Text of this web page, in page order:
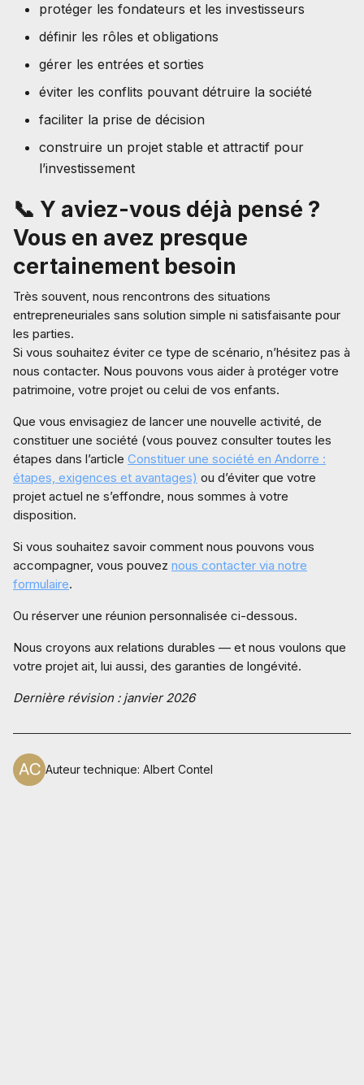
protéger les fondateurs et les investisseurs
définir les rôles et obligations
gérer les entrées et sorties
éviter les conflits pouvant détruire la société
faciliter la prise de décision
construire un projet stable et attractif pour
l’investissement
📞 Y aviez-vous déjà pensé ?
Vous en avez presque
certainement besoin
Très souvent, nous rencontrons des situations
entrepreneuriales sans solution simple ni satisfaisante pour
les parties.
Si vous souhaitez éviter ce type de scénario, n’hésitez pas à
nous contacter. Nous pouvons vous aider à protéger votre
patrimoine, votre projet ou celui de vos enfants.
Que vous envisagiez de lancer une nouvelle activité, de
constituer une société (vous pouvez consulter toutes les
étapes dans l’article Constituer une société en Andorre :
étapes, exigences et avantages) ou d’éviter que votre
projet actuel ne s’effondre, nous sommes à votre
disposition.
Si vous souhaitez savoir comment nous pouvons vous
accompagner, vous pouvez nous contacter via notre
formulaire.
Ou réserver une réunion personnalisée ci-dessous.
Nous croyons aux relations durables — et nous voulons que
votre projet ait, lui aussi, des garanties de longévité.
Dernière révision : janvier 2026
Auteur technique: Albert Contel